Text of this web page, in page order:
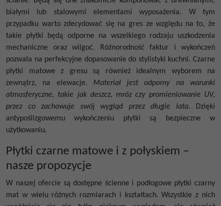
białymi lub stalowymi elementami wyposażenia. W tym
przypadku warto zdecydować się na gres ze względu na to, że
takie płytki będą odporne na wszelkiego rodzaju uszkodzenia
mechaniczne oraz wilgoć. Różnorodność faktur i wykończeń
pozwala na perfekcyjne dopasowanie do stylistyki kuchni. Czarne
płytki matowez gresu są również idealnym wyborem na
zewnątrz, na elewacje. Materiał jest odporny na warunki
atmosferyczne, takie jak deszcz, mróz czy promieniowanie UV,
przez co zachowuje swój wygląd przez długie lata. Dzięki
antypoślizgowemu wykończeniu płytki są bezpieczne w
użytkowaniu.
Płytki czarne matowe i z połyskiem –
nasze propozycje
W naszej ofercie są dostępne ścienne i podłogowe płytki czarny
mat w wielu różnych rozmiarach i kształtach. Wszystkie z nich